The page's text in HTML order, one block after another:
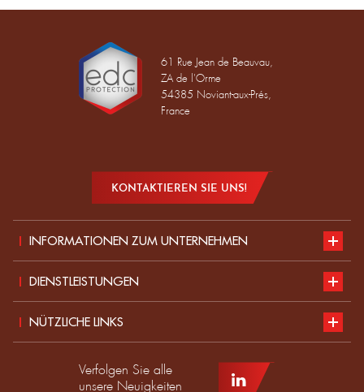
61 Rue Jean de Beauvau,
ZA de l'Orme
54385 Noviant-aux-Prés,
France
KONTAKTIEREN SIE UNS!
INFORMATIONEN ZUM UNTERNEHMEN
Nachhaltige Entwicklung
DIENSTLEISTUNGEN
Normen für PSA
Leitfaden zur Größe
NÜTZLICHE LINKS
EDC-Händler werden
Verfolgen Sie alle
unsere Neuigkeiten